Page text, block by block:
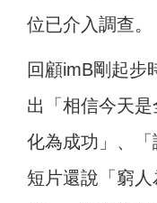
位已介入調查。
回顧imB剛起步
出「相信今天
化為成功」、
短片還說「窮